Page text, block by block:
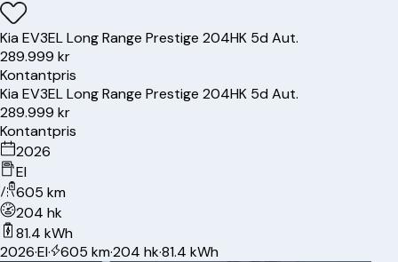
KiaEV3EL Long Range Prestige 204HK 5d Aut.
289.999 kr
Kontantpris
KiaEV3EL Long Range Prestige 204HK 5d Aut.
289.999 kr
Kontantpris
2026
El
605 km
204 hk
81.4 kWh
2026·El· 605 km·204 hk·81.4 kWh